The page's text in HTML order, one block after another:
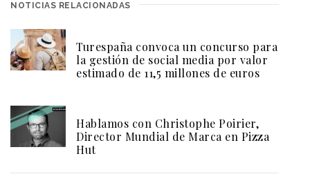
NOTICIAS RELACIONADAS
Turespaña convoca un concurso para
la gestión de social media por valor
estimado de 11,5 millones de euros
Hablamos con Christophe Poirier,
Director Mundial de Marca en Pizza
Hut